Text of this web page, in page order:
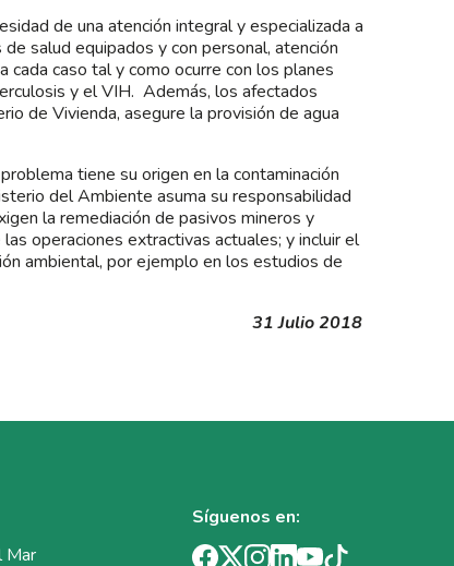
de una atención integral y especializada a
salud equipados y con personal, atención
cada caso tal y como ocurre con los planes
y el VIH. Además, los afectados
de Vivienda, asegure la provisión de agua
tiene su origen en la contaminación
del Ambiente asuma su responsabilidad
la remediación de pasivos mineros y
operaciones extractivas actuales; y incluir el
ambiental, por ejemplo en los estudios de
31 Julio 2018
Mar
Síguenos en: